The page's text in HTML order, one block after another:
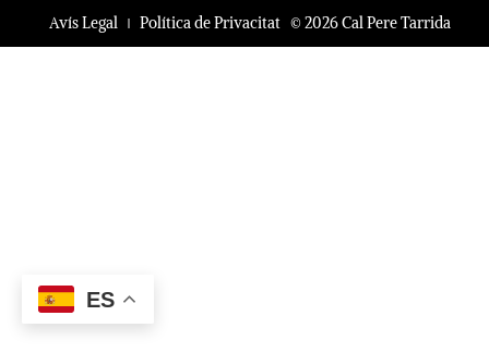
© 2026 Cal Pere Tarrida
Avís Legal Política de Privacitat
ES